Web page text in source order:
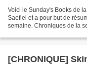
Voici le Sunday's Books de
Saefiel et a pour but de
semaine. Chroniques de la
[CHRONIQUE]